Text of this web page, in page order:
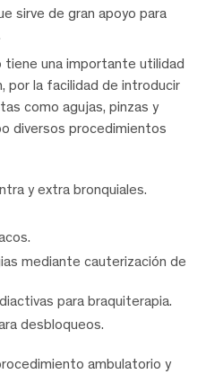
sirve de gran apoyo para
tiene una importante utilidad
por la facilidad de introducir
como agujas, pinzas y
diversos procedimientos
y extra bronquiales.
mediante cauterización de
para braquiterapia.
desbloqueos.
ambulatorio y